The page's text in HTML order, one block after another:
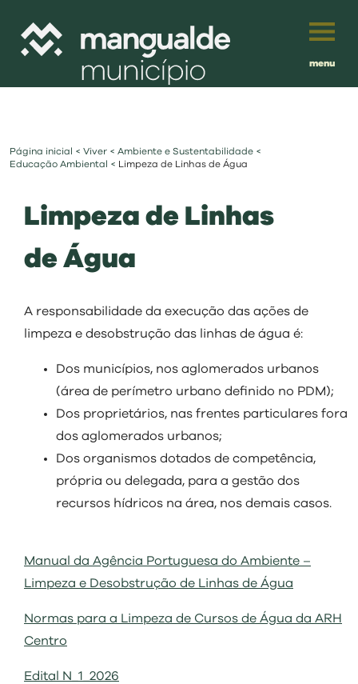
menu
município
viver
investir
balcão digital
Português
Página inicial < Viver < Ambiente e Sustentabilidade <
Educação Ambiental < Limpeza de Linhas de Água
Limpeza de Linhas
de Água
A responsabilidade da execução das ações de
limpeza e desobstrução das linhas de água é:
Dos municípios, nos aglomerados urbanos
(área de perímetro urbano definido no PDM);
Dos proprietários, nas frentes particulares fora
dos aglomerados urbanos;
Dos organismos dotados de competência,
própria ou delegada, para a gestão dos
recursos hídricos na área, nos demais casos.
Manual da Agência Portuguesa do Ambiente –
Limpeza e Desobstrução de Linhas de Água
Normas para a Limpeza de Cursos de Água da ARH
Centro
Edital N_1_2026